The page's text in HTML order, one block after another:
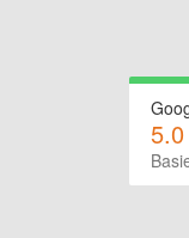
5.0